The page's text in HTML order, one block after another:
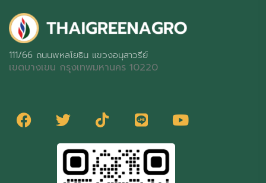
111/66 ถนนพหลโยธิน แขวงอนุสาวรีย์
เขตบางเขน กรุงเทพมหานคร 10220